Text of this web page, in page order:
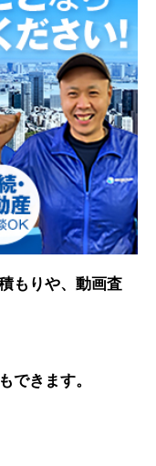
もりや、動画査
できます。